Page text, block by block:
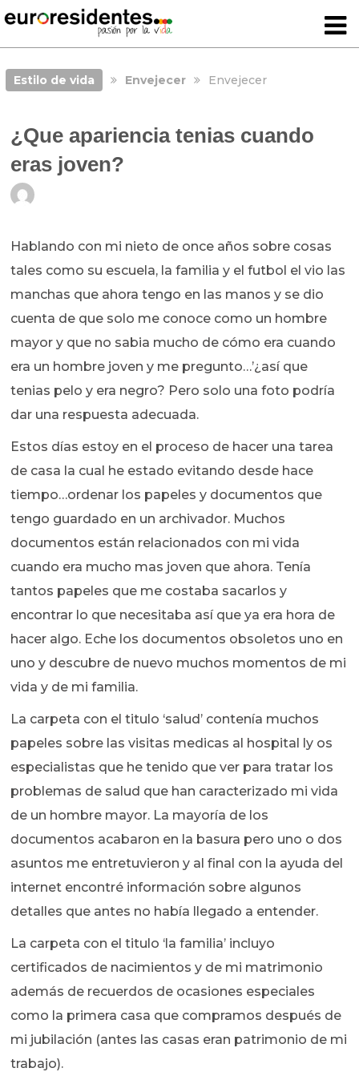
Estilo de vida Envejecer Envejecer
¿Que apariencia tenias cuando
eras joven?
Hablando con mi nieto de once años sobre cosas
tales como su escuela, la familia y el futbol el vio las
manchas que ahora tengo en las manos y se dio
cuenta de que solo me conoce como un hombre
mayor y que no sabia mucho de cómo era cuando
era un hombre joven y me pregunto…’¿así que
tenias pelo y era negro? Pero solo una foto podría
dar una respuesta adecuada.
Estos días estoy en el proceso de hacer una tarea
de casa la cual he estado evitando desde hace
tiempo…ordenar los papeles y documentos que
tengo guardado en un archivador. Muchos
documentos están relacionados con mi vida
cuando era mucho mas joven que ahora. Tenía
tantos papeles que me costaba sacarlos y
encontrar lo que necesitaba así que ya era hora de
hacer algo. Eche los documentos obsoletos uno en
uno y descubre de nuevo muchos momentos de mi
vida y de mi familia.
La carpeta con el titulo ‘salud’ contenía muchos
papeles sobre las visitas medicas al hospital ly os
especialistas que he tenido que ver para tratar los
problemas de salud que han caracterizado mi vida
de un hombre mayor. La mayoría de los
documentos acabaron en la basura pero uno o dos
asuntos me entretuvieron y al final con la ayuda del
internet encontré información sobre algunos
detalles que antes no había llegado a entender.
La carpeta con el titulo ‘la familia’ incluyo
certificados de nacimientos y de mi matrimonio
además de recuerdos de ocasiones especiales
como la primera casa que compramos después de
mi jubilación (antes las casas eran patrimonio de mi
trabajo).